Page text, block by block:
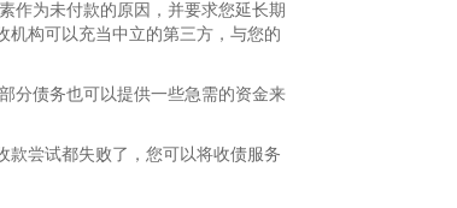
作为未付款的原因，并要求您延长期
机构可以充当中立的第三方，与您的
分债务也可以提供一些急需的资金来
款尝试都失败了，您可以将收债服务